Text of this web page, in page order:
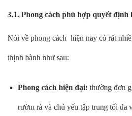
3.1. Phong cách phù hợp quyết định
Nói về phong cách hiện nay có rất
thịnh hành như sau:
Phong cách hiện đại: thường đơn
rườm rà và chủ yếu tập trung tối đa